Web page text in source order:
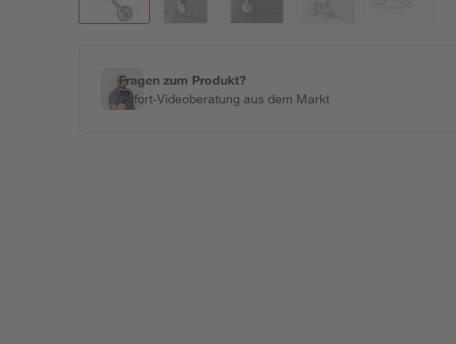
Fragen zum Produkt?
Sofort-Videoberatung aus dem Markt